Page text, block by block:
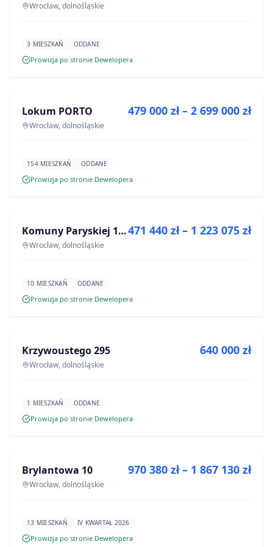
Wrocław, dolnośląskie
3 MIESZKAŃ ODDANE
Prowizja po stronie Dewelopera
INWESTYCJA
Lokum PORTO
Wrocław, dolnośląskie
479 000 zł – 2 699 000 zł
154 MIESZKAŃ ODDANE
Prowizja po stronie Dewelopera
INWESTYCJA Komuny Paryskiej 19a
Wrocław, dolnośląskie
471 440 zł – 1 223 075 zł
10 MIESZKAŃ ODDANE
Prowizja po stronie Dewelopera
INWESTYCJA
Krzywoustego 295
Wrocław, dolnośląskie
640 000 zł
1 MIESZKAŃ ODDANE
Prowizja po stronie Dewelopera
INWESTYCJA
Brylantowa 10
Wrocław, dolnośląskie
970 380 zł – 1 867 130 zł
13 MIESZKAŃ IV KWARTAŁ 2026
Prowizja po stronie Dewelopera